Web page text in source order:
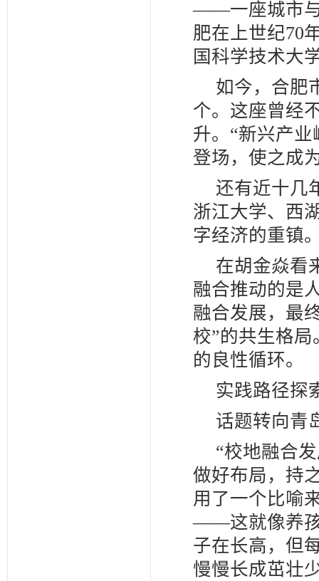
——一座城市与
肥在上世纪70
国科学技术大
如今，合肥
个。这座曾经
升。“新兴产
登场，使之成
还有近十几
浙江大学、西
字经济的重镇
在胡金焱看
融合推动的是
融合发展，最
校”的共生格
的良性循环。
实践路径探
话题转向青
“校地融合
做好布局，持
用了一个比喻
——这就像养孩
子在长高，但
慢慢长成茁壮